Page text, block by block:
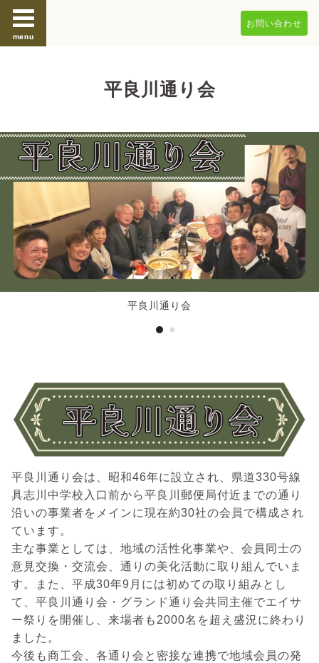
menu
お問い合わせ
平良川通り会
平良川通り会
平良川通り会は、昭和46年に設立され、県道330号線
具志川中学校入口前から平良川郵便局付近までの通り
沿いの事業者をメインに現在約30社の会員で構成され
ています。
主な事業としては、地域の活性化事業や、会員同士の
意見交換・交流会、通りの美化活動に取り組んでいま
す。また、平成30年9月には初めての取り組みとし
て、平良川通り会・グランド通り会共同主催でエイサ
ー祭りを開催し、来場者も2000名を超え盛況に終わり
ました。
今後も商工会、各通り会と密接な連携で地域会員の発